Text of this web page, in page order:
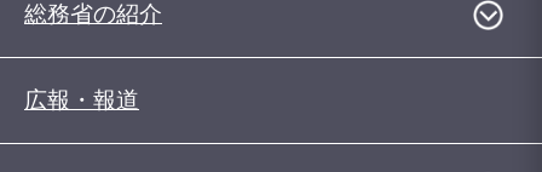
総務省の紹介
広報・報道